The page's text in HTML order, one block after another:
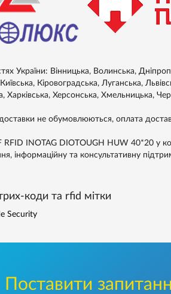
України: Вінницька, Волинська,
Кіровоградська, Луганська,
Харківська, Херсонська, Хмельницька,
не обумовлюються, оплата
INOTAG DIOTOUGH HUW 40*20 у
інформаційну та консультативну
коди та rfid мітки
Security
Поставити